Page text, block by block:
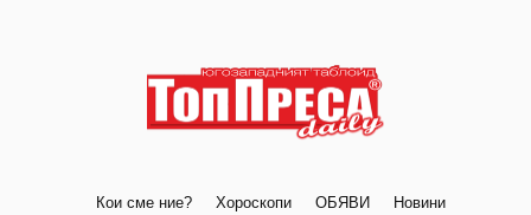
Кои сме ние? Хороскопи ОБЯВИ Новини